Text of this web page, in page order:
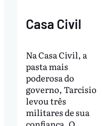
Casa Civil
Na Casa Civil, a
pasta mais
poderosa do
governo, Tarcísio
levou três
militares de sua